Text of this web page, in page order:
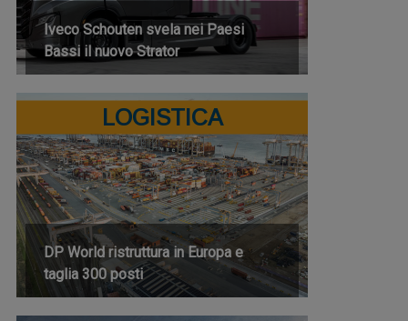
Iveco Schouten svela nei Paesi
Bassi il nuovo Strator
LOGISTICA
DP World ristruttura in Europa e
taglia 300 posti